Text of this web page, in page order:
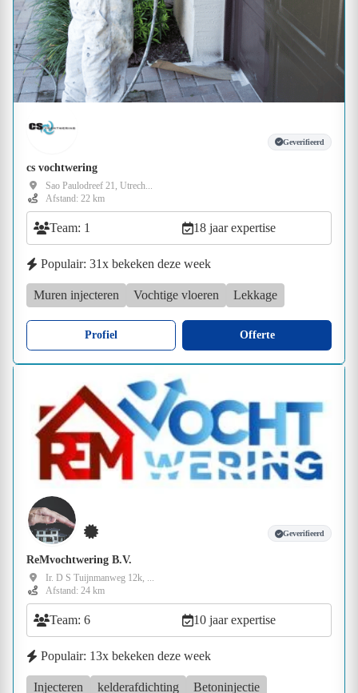
Geverifieerd
cs vochtwering
Sao Paulodreef 21, Utrech...
Afstand: 22 km
Team: 1 18 jaar expertise
Populair: 31x bekeken deze week
Muren injecteren Vochtige vloeren Lekkage
Profiel Offerte
Geverifieerd
ReMvochtwering B.V.
Ir. D S Tuijnmanweg 12k, ...
Afstand: 24 km
Team: 6 10 jaar expertise
Populair: 13x bekeken deze week
Injecteren kelderafdichting Betoninjectie